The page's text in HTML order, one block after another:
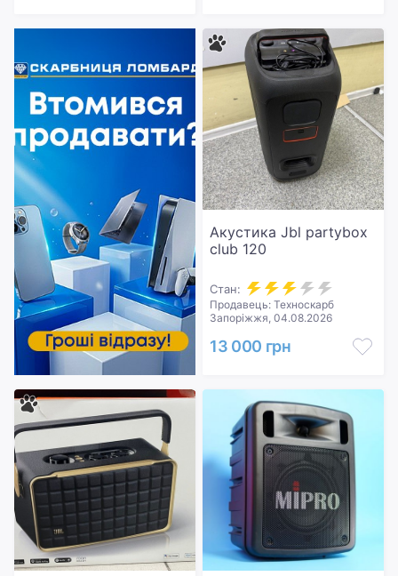
Акустика Jbl partybox
club 120
Стан:
Продавець: Техноскарб
Запоріжжя, 04.08.2026
13 000 грн